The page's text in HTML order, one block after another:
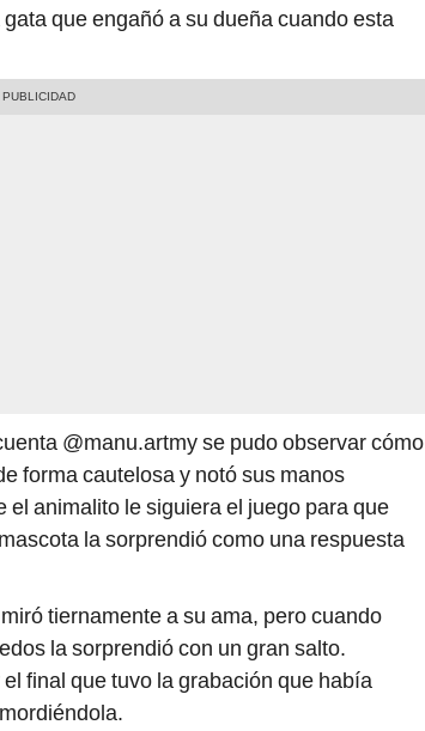
que engañó a su dueña cuando esta
@manu.artmy se pudo observar cómo
forma cautelosa y notó sus manos
animalito le siguiera el juego para que
la sorprendió como una respuesta
tiernamente a su ama, pero cuando
la sorprendió con un gran salto.
final que tuvo la grabación que había